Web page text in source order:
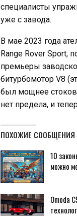
специалисты
уже с завода.
В мае 2023 года
Range Rover Sport,
премьеры
битурбомотор V8
был мощнее
нет предела, и
ПОХОЖИЕ СООБЩЕНИЯ
10
можно
Omoda